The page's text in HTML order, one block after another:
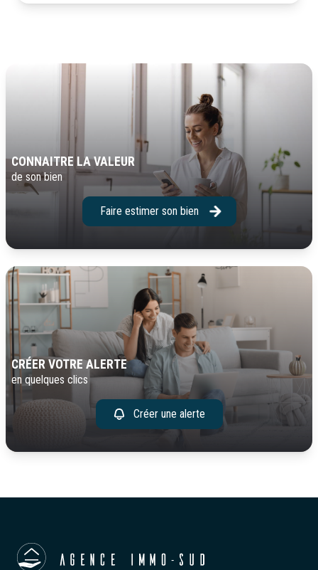
CONNAITRE LA VALEUR
de son bien
Faire estimer son bien
CRÉER VOTRE ALERTE
en quelques clics
Créer une alerte